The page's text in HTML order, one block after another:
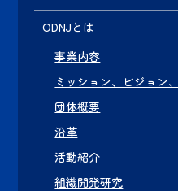
ODNJとは
事業内容
ミッション、ビジョン
団体概要
沿革
活動紹介
組織開発研究